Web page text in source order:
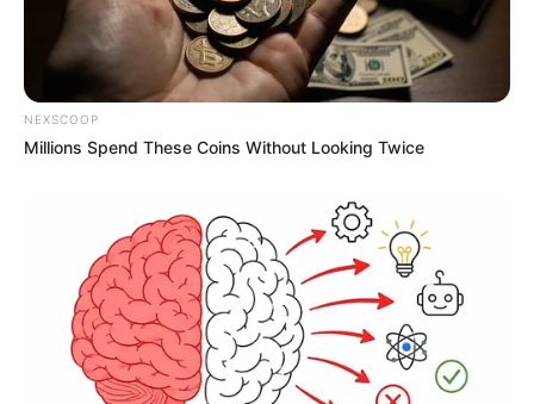
22:10 / 05 Avqust 2026
147
NEXSCOOP
Millions Spend These Coins Without Looking Twice